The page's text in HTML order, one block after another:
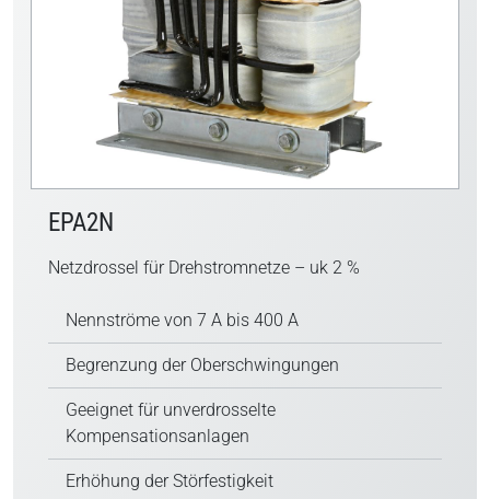
EPA2N
Netzdrossel für Drehstromnetze – uk 2 %
Nennströme von 7 A bis 400 A
Begrenzung der Oberschwingungen
Geeignet für unverdrosselte
Kompensationsanlagen
Erhöhung der Störfestigkeit